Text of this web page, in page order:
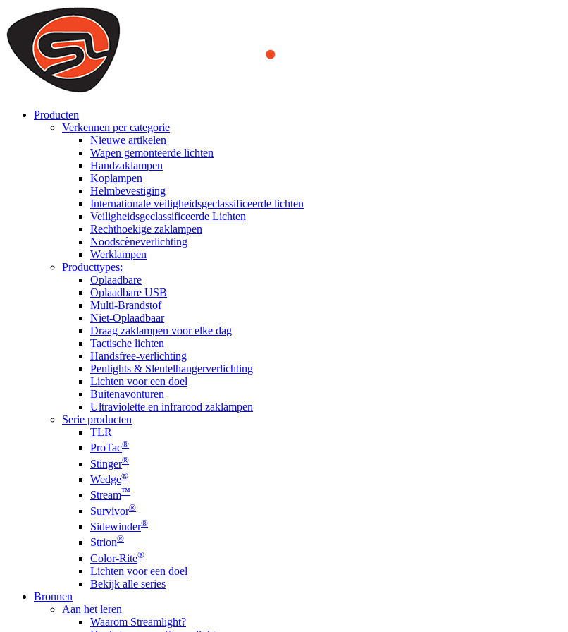
We use cookies to ensure that we provide you the best experience on our website. By continuing to browse this website, you
you a better experience. To learn more or to find out how you can disable cookies, you can access our
ACCEPT AND CLOSE
Producten
Verkennen per categorie
Nieuwe artikelen
Wapen gemonteerde lichten
Handzaklampen
Koplampen
Helmbevestiging
Internationale veiligheidsgeclassificeerde lichten
Veiligheidsgeclassificeerde Lichten
Rechthoekige zaklampen
Noodscèneverlichting
Werklampen
Producttypes:
Oplaadbare
Oplaadbare USB
Multi-Brandstof
Niet-Oplaadbaar
Draag zaklampen voor elke dag
Tactische lichten
Handsfree-verlichting
Penlights & Sleutelhangerverlichting
Lichten voor een doel
Buitenavonturen
Ultraviolette en infrarood zaklampen
Serie producten
TLR
ProTac®
Stinger®
Wedge®
Stream™
Survivor®
Sidewinder®
Strion®
Color-Rite®
Lichten voor een doel
Bekijk alle series
Bronnen
Aan het leren
Waarom Streamlight?